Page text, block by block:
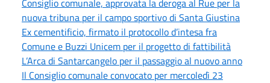
nuova tribuna per il campo sportivo di Santa Giustina
Ex cementificio, firmato il protocollo d’intesa fra
Comune e Buzzi Unicem per il progetto di fattibilità
L’Arca di Santarcangelo per il passaggio al nuovo anno
Il Consiglio comunale convocato per mercoledì 23